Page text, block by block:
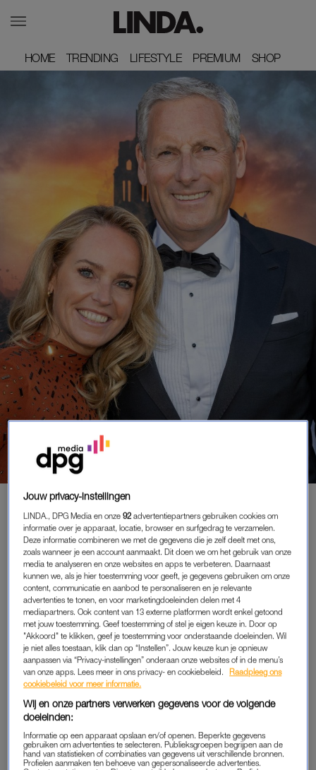
HOME
HOME TRENDING
TRENDING LIFESTYLE
LIFESTYLE PREMIUM
PREMIUM SHOP
SHOP
ELLEN CALLEBOUT OVER
RELATIE MET GERT VERHULST:
'AANTREKKINGSKRACHT WAS ER
NIET METEEN'
ENTERTAINMENT
02-12-2024 | WIEKE VEENBOER
Ellen Callebout zien we natuurlijk iedere week inDe
Verhulstjes, maar een carrière in de tv-wereld was niet
iets wat ze altijd ambieerde. Toch vindt ze het heel leuk,
en is ze nog altijd gelukkig met Gert Verhulst. Maar
sloeg die vonk bij het stel gelijk over? Absoluut niet.
In gesprek met
vertelt Callebout hoe hun relatie
begon – en dat ze elkaar toen al een tijdje kenden.
Jouw privacy-instellingen
LINDA., DPG Media en onze92 advertentiepartners gebruiken cookies om
informatie over je apparaat, locatie, browser en surfgedrag te verzamelen.
Deze informatie combineren we met de gegevens die je zelf deelt met ons,
zoals wanneer je een account aanmaakt. Dit doen we om het gebruik van onze
media te analyseren en onze websites en apps te verbeteren. Daarnaast
kunnen we, als je hier toestemming voor geeft, je gegevens gebruiken om onze
content, communicatie en aanbod te personaliseren en je relevante
advertenties te tonen, en voor marketingdoeleinden delen met 4
mediapartners. Ook content van 13 externe platformen wordt enkel getoond
met jouw toestemming. Geef toestemming of stel je eigen keuze in. Door op
"Akkoord" te klikken, geef je toestemming voor onderstaande doeleinden. Wil
je niet alles toestaan, klik dan op “Instellen”. Jouw keuze kun je opnieuw
aanpassen via “Privacy-instellingen” onderaan onze websites of in de menu’s
van onze apps. Lees meer in ons privacy- en cookiebeleid.
Raadpleeg ons
cookiebeleid voor meer informatie.
Wij en onze partners verwerken gegevens voor de volgende
doeleinden:
Informatie op een apparaat opslaan en/of openen. Beperkte gegevens
gebruiken om advertenties te selecteren. Publieksgroepen begrijpen aan de
hand van statistieken of combinaties van gegevens uit verschillende bronnen.
Profielen aanmaken ten behoeve van gepersonaliseerde advertenties.